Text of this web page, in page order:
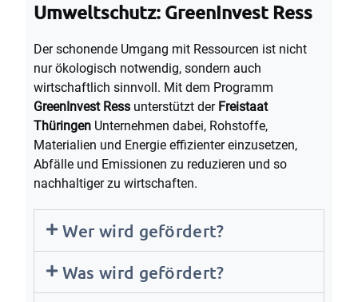
Umweltschutz: GreenInvest Ress
Der schonende Umgang mit Ressourcen ist nicht
nur ökologisch notwendig, sondern auch
wirtschaftlich sinnvoll. Mit dem Programm
GreenInvest Ress unterstützt der Freistaat
Thüringen Unternehmen dabei, Rohstoffe,
Materialien und Energie effizienter einzusetzen,
Abfälle und Emissionen zu reduzieren und so
nachhaltiger zu wirtschaften.
Wer wird gefördert?
Was wird gefördert?